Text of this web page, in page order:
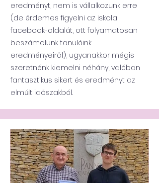
eredményt, nem is vállalkozunk erre
(de érdemes figyelni az iskola
facebook-oldalát, ott folyamatosan
beszámolunk tanulóink
eredményeiről), ugyanakkor mégis
szeretnénk kiemelni néhány, valóban
fantasztikus sikert és eredményt az
elmúlt időszakból.